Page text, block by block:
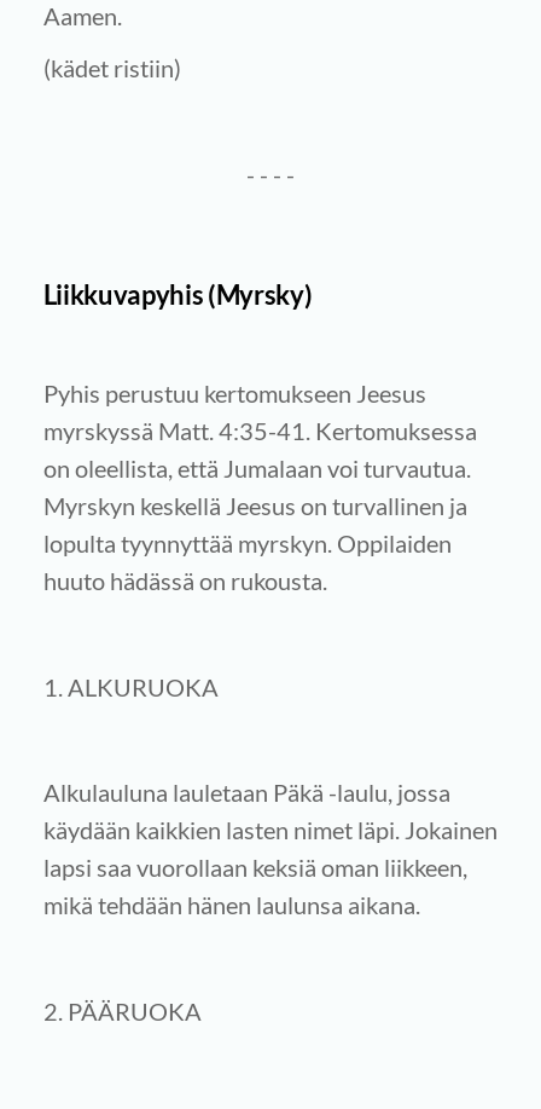
Aamen.
(kädet ristiin)
- - - -
Liikkuvapyhis(Myrsky)
Pyhis perustuu kertomukseen Jeesus
myrskyssä Matt. 4:35-41. Kertomuksessa
on oleellista, että Jumalaan voi turvautua.
Myrskyn keskellä Jeesus on turvallinen ja
lopulta tyynnyttää myrskyn. Oppilaiden
huuto hädässä on rukousta.
1. ALKURUOKA
Alkulauluna lauletaan Päkä -laulu, jossa
käydään kaikkien lasten nimet läpi. Jokainen
lapsi saa vuorollaan keksiä oman liikkeen,
mikä tehdään hänen laulunsa aikana.
2. PÄÄRUOKA